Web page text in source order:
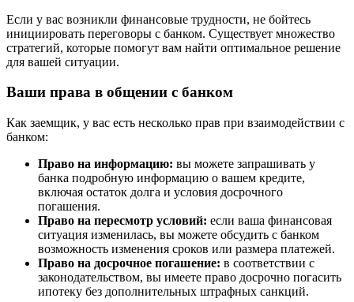
Если у вас возникли финансовые трудности, не бойтесь
инициировать переговоры с банком. Существует множество
стратегий, которые помогут вам найти оптимальное решение
для вашей ситуации.
Ваши права в общении с банком
Как заемщик, у вас есть несколько прав при взаимодействии с
банком:
Право на информацию: вы можете запрашивать у
банка подробную информацию о вашем кредите,
включая остаток долга и условия досрочного
погашения.
Право на пересмотр условий: если ваша финансовая
ситуация изменилась, вы можете обсудить с банком
возможность изменения сроков или размера платежей.
Право на досрочное погашение: в соответствии с
законодательством, вы имеете право досрочно погасить
ипотеку без дополнительных штрафных санкций.